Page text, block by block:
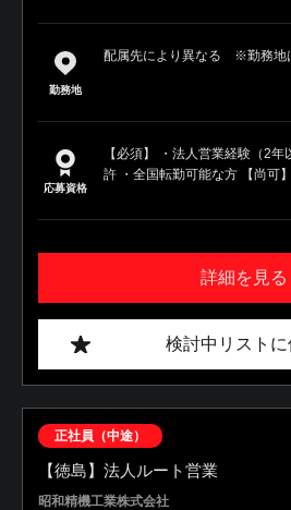
勤務地
配属先により異なる ※勤務地
応募資格
【必須】 ・法人営業経験（2
許 ・全国転勤可能な方 【尚可】
詳細を見る
検討中リスト
正社員（中途）
【徳島】法人ルート営業
昭和精機工業株式会社